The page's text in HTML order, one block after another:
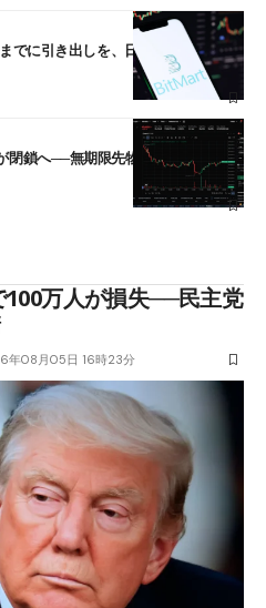
に引き出しを、日本人利用者も対
鎖へ──無期限先物を生んだ11年に
100万人が損失──民主党
年08月05日 16時23分